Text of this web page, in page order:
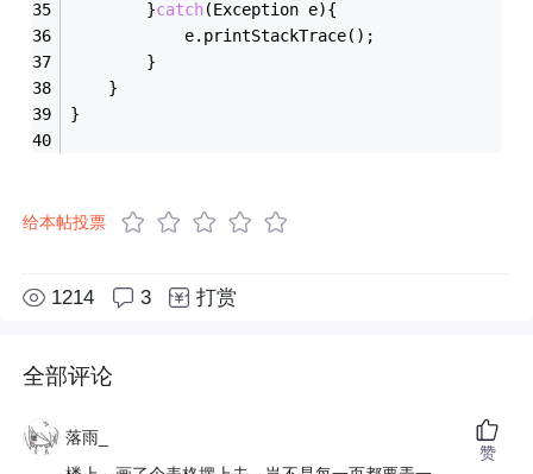
        }
catch(Exception e){
            e.printStackTrace();
        }
    }
}
给本帖投票
1214 3 打赏
全部评论
落雨_
赞